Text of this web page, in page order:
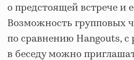
о предстоящей встрече и
Возможность групповых
по сравнению Hangouts, с
в беседу можно